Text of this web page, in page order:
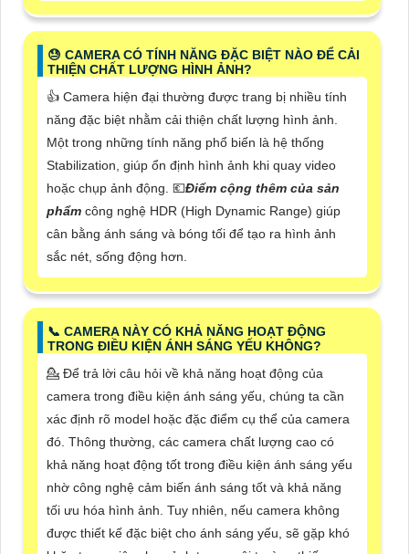
😓 CAMERA CÓ TÍNH NĂNG ĐẶC BIỆT NÀO ĐỂ CẢI
THIỆN CHẤT LƯỢNG HÌNH ẢNH?
👍 Camera hiện đại thường được trang bị nhiều tính
năng đặc biệt nhằm cải thiện chất lượng hình ảnh.
Một trong những tính năng phổ biến là hệ thống
Stabilization, giúp ổn định hình ảnh khi quay video
hoặc chụp ảnh động. 💶Điểm cộng thêm của sản
phẩm công nghệ HDR (High Dynamic Range) giúp
cân bằng ánh sáng và bóng tối để tạo ra hình ảnh
sắc nét, sống động hơn.
📞 CAMERA NÀY CÓ KHẢ NĂNG HOẠT ĐỘNG
TRONG ĐIỀU KIỆN ÁNH SÁNG YẾU KHÔNG?
💁 Để trả lời câu hỏi về khả năng hoạt động của
camera trong điều kiện ánh sáng yếu, chúng ta cần
xác định rõ model hoặc đặc điểm cụ thể của camera
đó. Thông thường, các camera chất lượng cao có
khả năng hoạt động tốt trong điều kiện ánh sáng yếu
nhờ công nghệ cảm biến ánh sáng tốt và khả năng
tối ưu hóa hình ảnh. Tuy nhiên, nếu camera không
được thiết kế đặc biệt cho ánh sáng yếu, sẽ gặp khó